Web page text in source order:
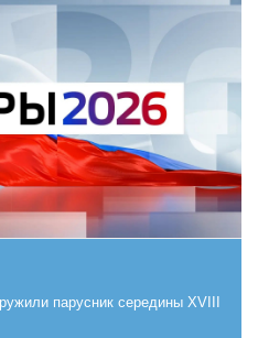
парусник середины XVIII